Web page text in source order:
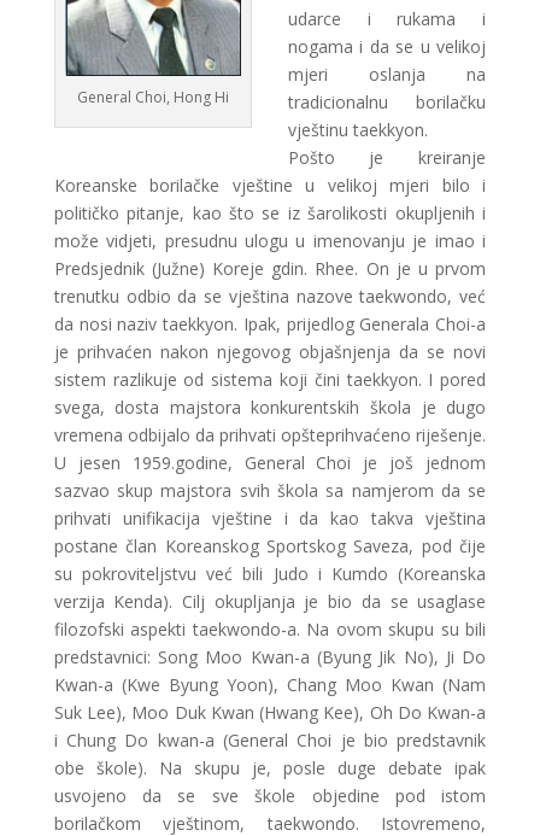
General Choi, Hong Hi
udarce i rukama i
nogama i da se u velikoj
mjeri oslanja na
tradicionalnu borilačku
vještinu taekkyon.
Pošto je kreiranje
Koreanske borilačke vještine u velikoj mjeri bilo i
političko pitanje, kao što se iz šarolikosti okupljenih i
može vidjeti, presudnu ulogu u imenovanju je imao i
Predsjednik (Južne) Koreje gdin. Rhee. On je u prvom
trenutku odbio da se vještina nazove taekwondo, već
da nosi naziv taekkyon. Ipak, prijedlog Generala Choi-a
je prihvaćen nakon njegovog objašnjenja da se novi
sistem razlikuje od sistema koji čini taekkyon. I pored
svega, dosta majstora konkurentskih škola je dugo
vremena odbijalo da prihvati opšteprihvaćeno riješenje.
U jesen 1959.godine, General Choi je još jednom
sazvao skup majstora svih škola sa namjerom da se
prihvati unifikacija vještine i da kao takva vještina
postane član Koreanskog Sportskog Saveza, pod čije
su pokroviteljstvu već bili Judo i Kumdo (Koreanska
verzija Kenda). Cilj okupljanja je bio da se usaglase
filozofski aspekti taekwondo-a. Na ovom skupu su bili
predstavnici: Song Moo Kwan-a (Byung Jik No), Ji Do
Kwan-a (Kwe Byung Yoon), Chang Moo Kwan (Nam
Suk Lee), Moo Duk Kwan (Hwang Kee), Oh Do Kwan-a
i Chung Do kwan-a (General Choi je bio predstavnik
obe škole). Na skupu je, posle duge debate ipak
usvojeno da se sve škole objedine pod istom
borilačkom vještinom, taekwondo. Istovremeno,